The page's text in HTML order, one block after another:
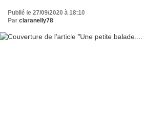
Publié le 27/09/2020 à 18:10
Par claranelly78